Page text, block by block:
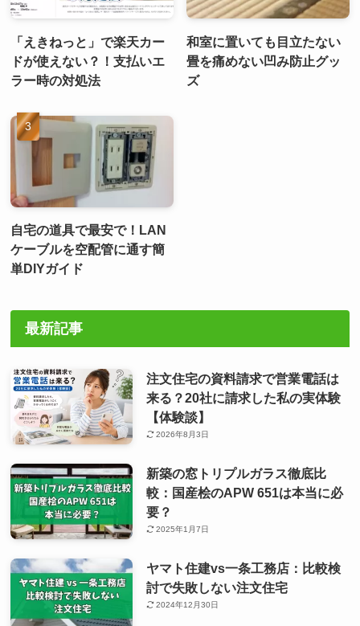
「えきねっと」で楽天カー
ドが使えない？！支払いエ
ラー時の対処法
和室に置いても目立たない
畳を痛めない凹み防止グッ
ズ
自宅の道具で最安で！LAN
ケーブルを空配管に通す簡
単DIYガイド
最新記事
注文住宅の資料請求で営業電話は
来る？20社に請求した私の実体験
【体験談】
2026年8月3日
新築の窓トリプルガラス徹底比
較：国産桧のAPW 651は本当に必
要？
2025年1月7日
ヤマト住建vs一条工務店：比較検
討で失敗しない注文住宅
2024年12月30日